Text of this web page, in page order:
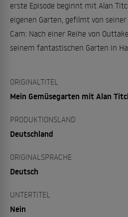
erste Episode beginnt mit Alan
eigenen Garten, gefilmt von
Cam: Nach einer Reihe von
seinem fantastischen Garten in
ORIGINALTITEL
Mein Gemüsegarten mit Alan
PRODUKTIONSLAND
Deutschland
ORIGINALSPRACHE
Deutsch
UNTERTITEL
Nein